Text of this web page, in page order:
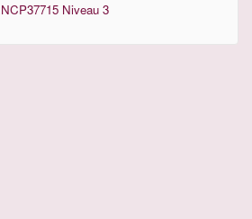
Niveau 3